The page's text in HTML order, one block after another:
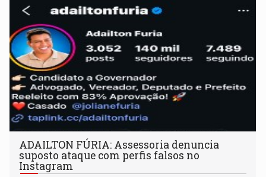
ADAILTON FÚRIA: Assessoria denuncia
suposto ataque com perfis falsos no
Instagram